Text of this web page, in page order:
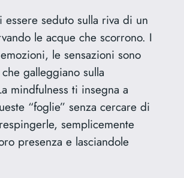
essere seduto sulla riva di un
le acque che scorrono. I
le sensazioni sono
galleggiano sulla
mindfulness ti insegna a
“foglie” senza cercare di
semplicemente
presenza e lasciandole